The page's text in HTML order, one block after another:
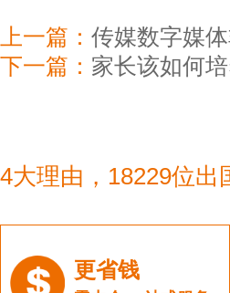
上一篇： 传媒数字媒
下一篇： 家长该如何
4大理由，18229位出
更省钱